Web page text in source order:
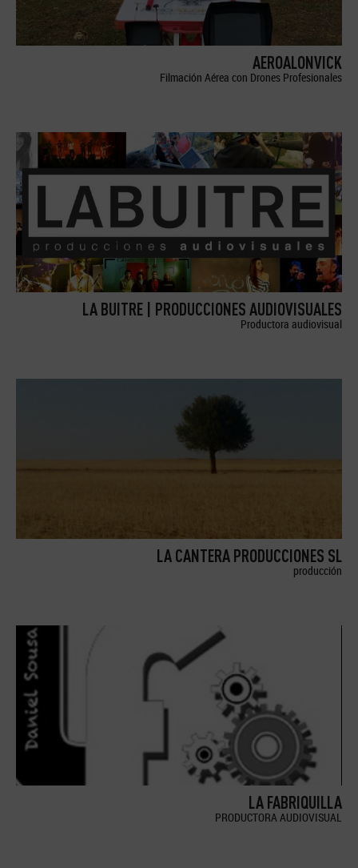
AEROALONVICK
Filmación Aérea con Drones Profesionales
LA BUITRE | PRODUCCIONES AUDIOVISUALES
Productora audiovisual
LA CANTERA PRODUCCIONES SL
producción
LA FABRIQUILLA
PRODUCTORA AUDIOVISUAL